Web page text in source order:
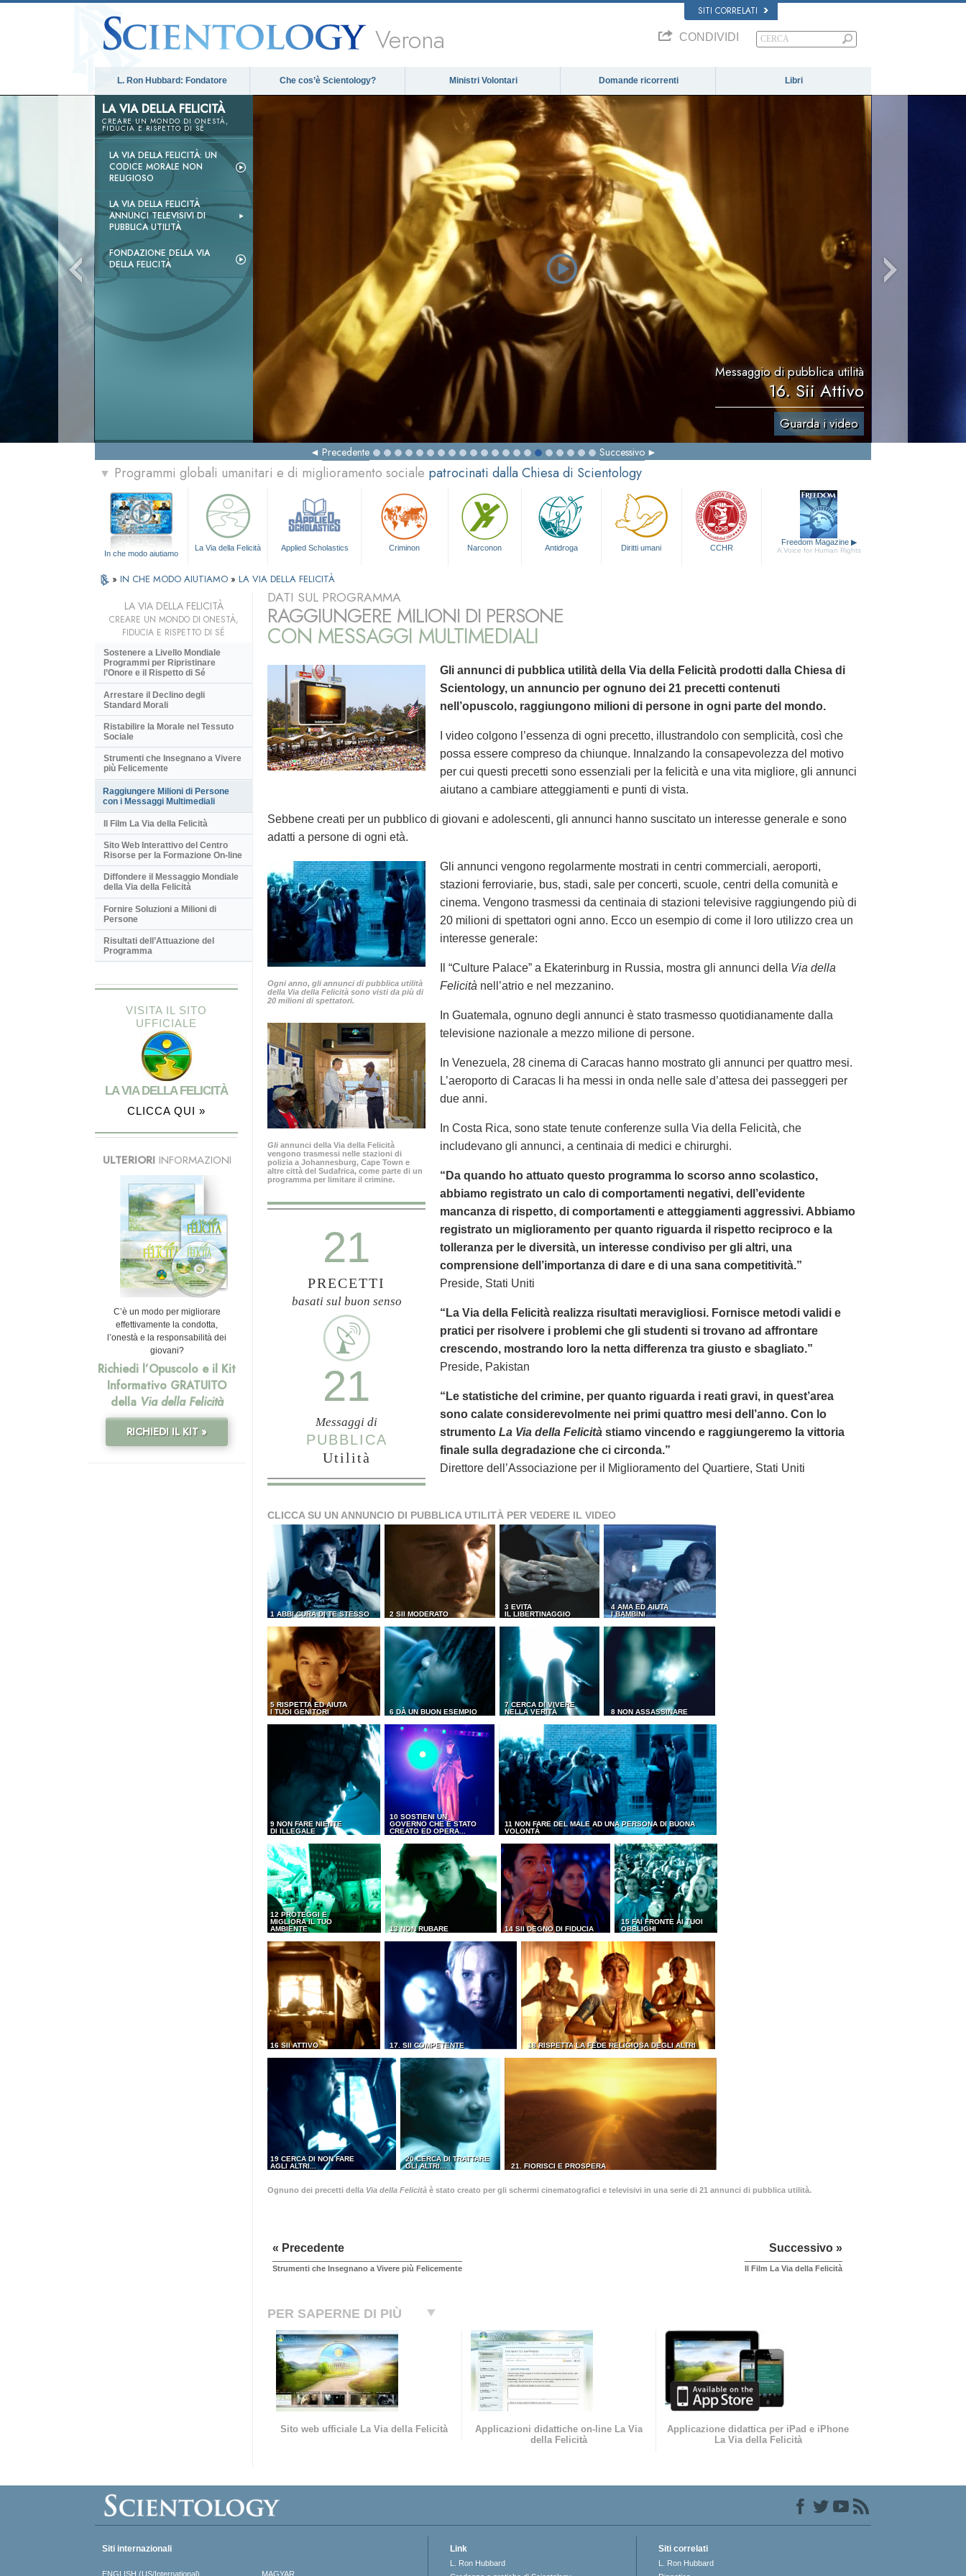
SITI CORRELATI
Verona CONDIVIDI
L. Ron Hubbard: Fondatore Che cos’è Scientology? Ministri Volontari Domande ricorrenti Libri
LA VIA DELLA FELICITÀ
CREARE UN MONDO DI ONESTÀ,
FIDUCIA E RISPETTO DI SÉ
LA VIA DELLA FELICITÀ: UN
CODICE MORALE NON
RELIGIOSO
LA VIA DELLA FELICITÀ
ANNUNCI TELEVISIVI DI
PUBBLICA UTILITÀ
FONDAZIONE DELLA VIA
DELLA FELICITÀ
Messaggio di pubblica utilità
16. Sii Attivo
Guarda i video
Precedente Successivo
▼ Programmi globali umanitari e di miglioramento sociale patrocinati dalla Chiesa di Scientology
In che modo aiutiamo
La Via della Felicità Applied Scholastics Criminon Narconon Antidroga Diritti umani CCHR
Freedom Magazine ▶
A Voice for Human Rights
» IN CHE MODO AIUTIAMO » LA VIA DELLA FELICITÀ
DATI SUL PROGRAMMA
RAGGIUNGERE MILIONI DI PERSONE
CON MESSAGGI MULTIMEDIALI
Gli annunci di pubblica utilità della Via della Felicità prodotti dalla Chiesa di
Scientology, un annuncio per ognuno dei 21 precetti contenuti
nell’opuscolo, raggiungono milioni di persone in ogni parte del mondo.
I video colgono l’essenza di ogni precetto, illustrandolo con semplicità, così che
possa essere compreso da chiunque. Innalzando la consapevolezza del motivo
per cui questi precetti sono essenziali per la felicità e una vita migliore, gli annunci
aiutano a cambiare atteggiamenti e punti di vista.
Sebbene creati per un pubblico di giovani e adolescenti, gli annunci hanno suscitato un interesse generale e sono
adatti a persone di ogni età.
Ogni anno, gli annunci di pubblica utilità
della Via della Felicità sono visti da più di
20 milioni di spettatori.
Gli annunci della Via della Felicità
vengono trasmessi nelle stazioni di
polizia a Johannesburg, Cape Town e
altre città del Sudafrica, come parte di un
programma per limitare il crimine.
Gli annunci vengono regolarmente mostrati in centri commerciali, aeroporti,
stazioni ferroviarie, bus, stadi, sale per concerti, scuole, centri della comunità e
cinema. Vengono trasmessi da centinaia di stazioni televisive raggiungendo più di
20 milioni di spettatori ogni anno. Ecco un esempio di come il loro utilizzo crea un
interesse generale:
Il “Culture Palace” a Ekaterinburg in Russia, mostra gli annunci della Via della
Felicità nell’atrio e nel mezzanino.
In Guatemala, ognuno degli annunci è stato trasmesso quotidianamente dalla
televisione nazionale a mezzo milione di persone.
In Venezuela, 28 cinema di Caracas hanno mostrato gli annunci per quattro mesi.
L’aeroporto di Caracas li ha messi in onda nelle sale d’attesa dei passeggeri per
due anni.
In Costa Rica, sono state tenute conferenze sulla Via della Felicità, che
includevano gli annunci, a centinaia di medici e chirurghi.
21
PRECETTI
basati sul buon senso
21
Messaggi di
PUBBLICA
Utilità
“Da quando ho attuato questo programma lo scorso anno scolastico,
abbiamo registrato un calo di comportamenti negativi, dell’evidente
mancanza di rispetto, di comportamenti e atteggiamenti aggressivi. Abbiamo
registrato un miglioramento per quanto riguarda il rispetto reciproco e la
tolleranza per le diversità, un interesse condiviso per gli altri, una
comprensione dell’importanza di dare e di una sana competitività.”
Preside, Stati Uniti
“La Via della Felicità realizza risultati meravigliosi. Fornisce metodi validi e
pratici per risolvere i problemi che gli studenti si trovano ad affrontare
crescendo, mostrando loro la netta differenza tra giusto e sbagliato.”
Preside, Pakistan
“Le statistiche del crimine, per quanto riguarda i reati gravi, in quest’area
sono calate considerevolmente nei primi quattro mesi dell’anno. Con lo
strumento La Via della Felicità stiamo vincendo e raggiungeremo la vittoria
finale sulla degradazione che ci circonda.”
Direttore dell’Associazione per il Miglioramento del Quartiere, Stati Uniti
CLICCA SU UN ANNUNCIO DI PUBBLICA UTILITÀ PER VEDERE IL VIDEO
1 ABBI CURA DI TE STESSO 2 SII MODERATO
3 EVITA
IL LIBERTINAGGIO
4 AMA ED AIUTA
I BAMBINI
5 RISPETTA ED AIUTA
I TUOI GENITORI
6 DÀ UN BUON ESEMPIO
7 CERCA DI VIVERE
NELLA VERITÀ
8 NON ASSASSINARE
9 NON FARE NIENTE
DI ILLEGALE
10 SOSTIENI UN
GOVERNO CHE È STATO
CREATO ED OPERA...
11 NON FARE DEL MALE AD UNA PERSONA DI BUONA
VOLONTÀ
12 PROTEGGI E
MIGLIORA IL TUO
AMBIENTE
13 NON RUBARE 14 SII DEGNO DI FIDUCIA
15 FAI FRONTE AI TUOI
OBBLIGHI
16 SII ATTIVO 17. SII COMPETENTE 18 RISPETTA LA FEDE RELIGIOSA DEGLI ALTRI
19 CERCA DI NON FARE
AGLI ALTRI...
20 CERCA DI TRATTARE
GLI ALTRI...
21. FIORISCI E PROSPERA
Ognuno dei precetti della Via della Felicità è stato creato per gli schermi cinematografici e televisivi in una serie di 21 annunci di pubblica utilità.
« Precedente
Strumenti che Insegnano a Vivere più Felicemente
Successivo »
Il Film La Via della Felicità
PER SAPERNE DI PIÙ
Sito web ufficiale La Via della Felicità
Applicazioni didattiche on-line La Via
della Felicità
Applicazione didattica per iPad e iPhone
La Via della Felicità
LA VIA DELLA FELICITÀ
CREARE UN MONDO DI ONESTÀ,
FIDUCIA E RISPETTO DI SÉ
Sostenere a Livello Mondiale
Programmi per Ripristinare
l’Onore e il Rispetto di Sé
Arrestare il Declino degli
Standard Morali
Ristabilire la Morale nel Tessuto
Sociale
Strumenti che Insegnano a Vivere
più Felicemente
Raggiungere Milioni di Persone
con i Messaggi Multimediali
Il Film La Via della Felicità
Sito Web Interattivo del Centro
Risorse per la Formazione On-line
Diffondere il Messaggio Mondiale
della Via della Felicità
Fornire Soluzioni a Milioni di
Persone
Risultati dell’Attuazione del
Programma
VISITA IL SITO
UFFICIALE
LA VIA DELLA FELICITÀ
CLICCA QUI »
ULTERIORIINFORMAZIONI
C’è un modo per migliorare
effettivamente la condotta,
l’onestà e la responsabilità dei
giovani?
Richiedi l’Opuscolo e il Kit
Informativo GRATUITO
della Via della Felicità
RICHIEDI IL KIT »
Siti internazionali
ENGLISH (US/International) MAGYAR
Link
L. Ron Hubbard
Siti correlati
L. Ron Hubbard